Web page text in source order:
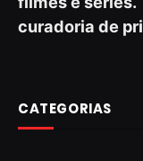
curadoria de
CATEGORIAS